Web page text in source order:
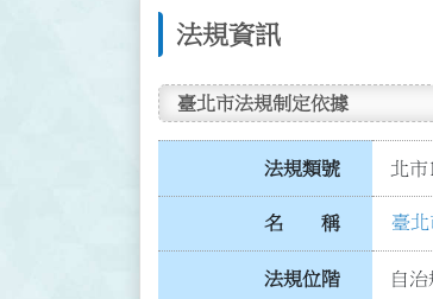
法規資訊
臺北市法規制定依據
法規類號 北市
名 稱 臺
法規位階 自治